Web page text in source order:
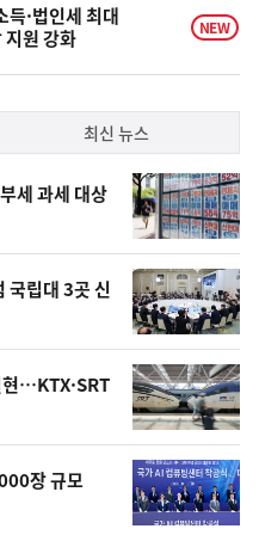
득·법인세 최대
원 강화
NEW
최신 뉴스
세 과세 대상
립대 3곳 신
…KTX·SRT
장 규모